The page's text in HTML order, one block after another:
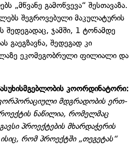
„მწვანე გამოწვევა“ შესთავაზა.
შეგროვებული მაკულატურის
შედეგადაც, ჯამში, 1 ტონამდე
გაეგზავნა, შედეგად კი
ეკომეგობრული ფილიალი და
კოორდინატორი:
კორპორაციული მდგრადობის ერთ-
ნაწილია, რომელმაც
პროექტების მხარდაჭერის
რომ პროექტში „თეგეტას“